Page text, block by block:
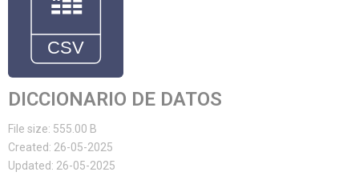
DICCIONARIO DE DATOS
File size: 555.00 B
Created: 26-05-2025
Updated: 26-05-2025